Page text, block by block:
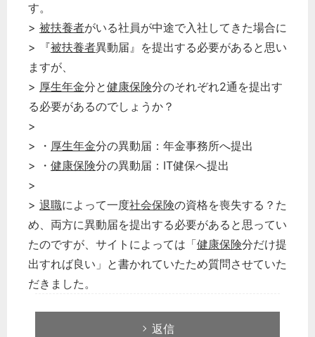
す。
> 被扶養者がいる社員が中途で入社してきた場合に
> 『被扶養者異動届』を提出する必要があると思い
ますが、
> 厚生年金分と健康保険分のそれぞれ2通を提出す
る必要があるのでしょうか？
>
> ・ 厚生年金分の異動届：年金事務所へ提出
> ・ 健康保険分の異動届：IT健保へ提出
>
> 退職によって一度社会保険の資格を喪失する？た
め、両方に異動届を提出する必要があると思ってい
たのですが、サイトによっては「健康保険分だけ提
出すれば良い」と書かれていたため質問させていた
だきました。
返信